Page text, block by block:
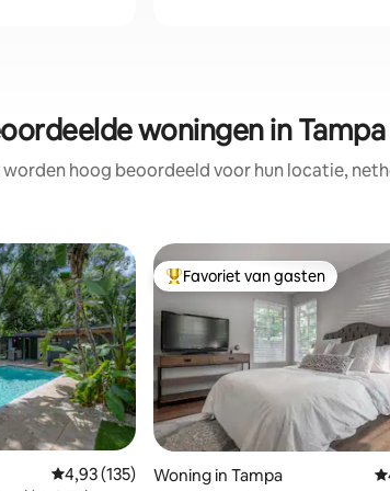
woningen in Tampa
hoog beoordeeld voor hun locatie,
176 recensies
Gemiddelde beoordeling van 4,93 op 5, 135
4,93 (135)
Topfavoriet van gasten
Favoriet van gasten
Woning in Tampa